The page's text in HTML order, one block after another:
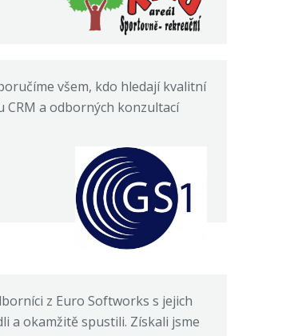
všem, kdo hledají kvalitní
CRM a odborných konzultací
z Euro Softworks s jejich
a okamžitě spustili. Získali jsme